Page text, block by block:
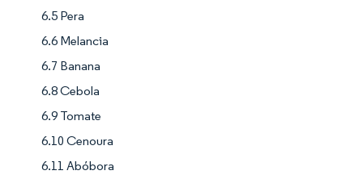
6.5 Pera
6.6 Melancia
6.7 Banana
6.8 Cebola
6.9 Tomate
6.10 Cenoura
6.11 Abóbora